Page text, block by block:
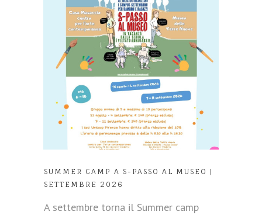
SUMMER CAMP A S-PASSO AL MUSEO |
SETTEMBRE 2026
A settembre torna il Summer camp